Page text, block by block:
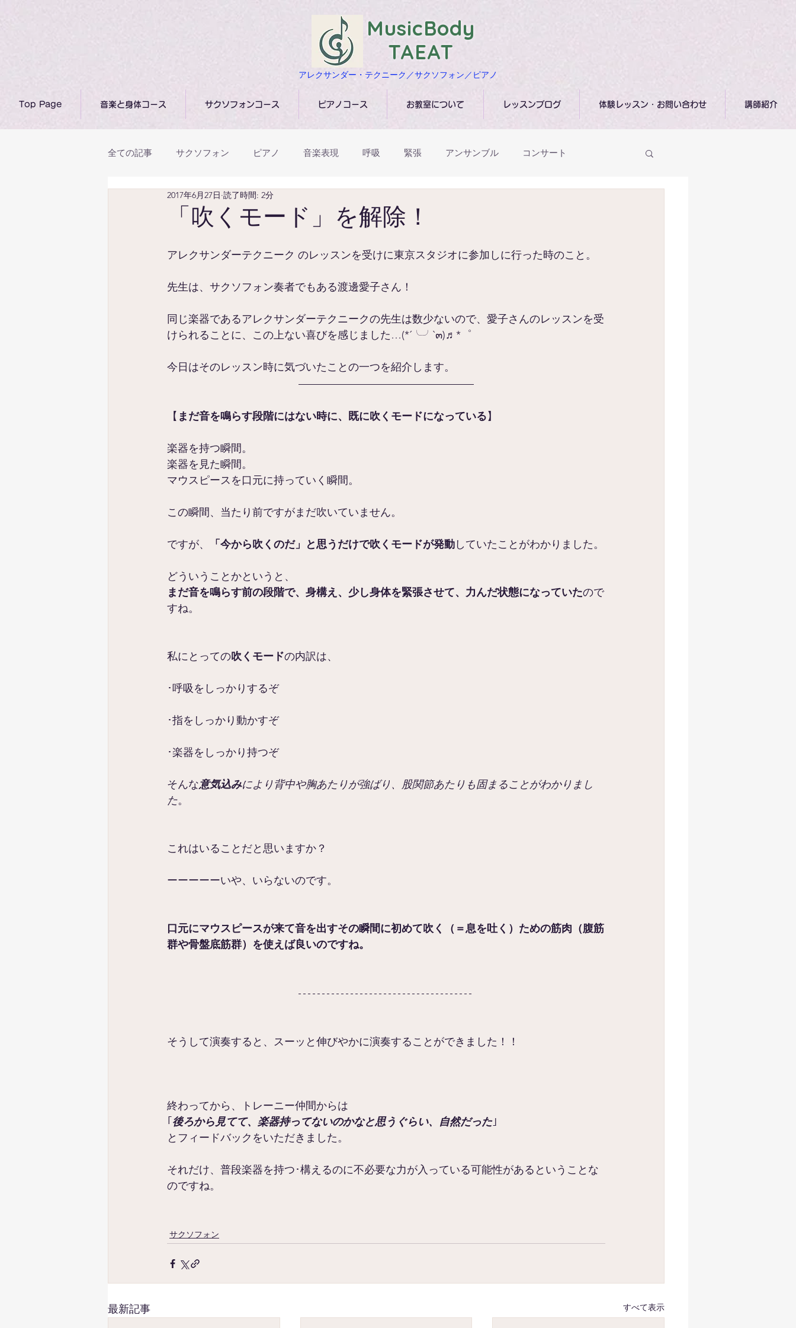
​MusicBody
TAEAT
​アレクサンダー・テクニーク／サクソフォン／ピアノ
Top Page 音楽と身体コース サクソフォンコース ピアノコース お教室について レッスンブログ 体験レッスン・お問い合わせ 講師紹介
全ての記事 サクソフォン ピアノ 音楽表現 呼吸 緊張 アンサンブル コンサート
上達･成長のために 日常とアレクサンダー･テクニーク
「吹くモード」を解除！
2017年6月27日 読了時間: 2分
アレクサンダーテクニーク のレッスンを受けに東京スタジオに参加しに行った時のこと。
先生は、サクソフォン奏者でもある渡邊愛子さん！
同じ楽器であるアレクサンダーテクニークの先生は数少ないので、愛子さんのレッスンを受
けられることに、この上ない喜びを感じました…(*´╰╯`๓)♬*゜
今日はそのレッスン時に気づいたことの一つを紹介します。
【 まだ音を鳴らす段階にはない時に、既に吹くモードになっている】
楽器を持つ瞬間。
楽器を見た瞬間。
マウスピースを口元に持っていく瞬間。
この瞬間、当たり前ですがまだ吹いていません。
ですが、 「今から吹くのだ」と思うだけで吹くモードが発動していたことがわかりました。
どういうことかというと、
まだ音を鳴らす前の段階で、身構え、少し身体を緊張させて、力んだ状態になっていたので
すね。
私にとっての吹くモードの内訳は、
･呼吸をしっかりするぞ
･指をしっかり動かすぞ
･楽器をしっかり持つぞ
そんな意気込みにより背中や胸あたりが強ばり、股関節あたりも固まることがわかりまし
た。
これはいることだと思いますか？
ーーーーーいや、いらないのです。
口元にマウスピースが来て音を出すその瞬間に初めて吹く（＝息を吐く）ための筋肉（腹筋
群や骨盤底筋群）を使えば良いのですね。
そうして演奏すると、スーッと伸びやかに演奏することができました！！
終わってから、トレーニー仲間からは
｢ 後ろから見てて、楽器持ってないのかなと思うぐらい、自然だった｣
とフィードバックをいただきました。
それだけ、普段楽器を持つ･構えるのに不必要な力が入っている可能性があるということな
のですね。
サクソフォン
最新記事 すべて表示